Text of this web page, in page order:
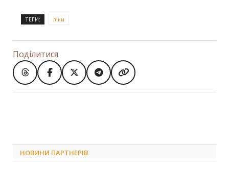
ТЕГИ: ліки
Поділитися
НОВИНИ ПАРТНЕРІВ